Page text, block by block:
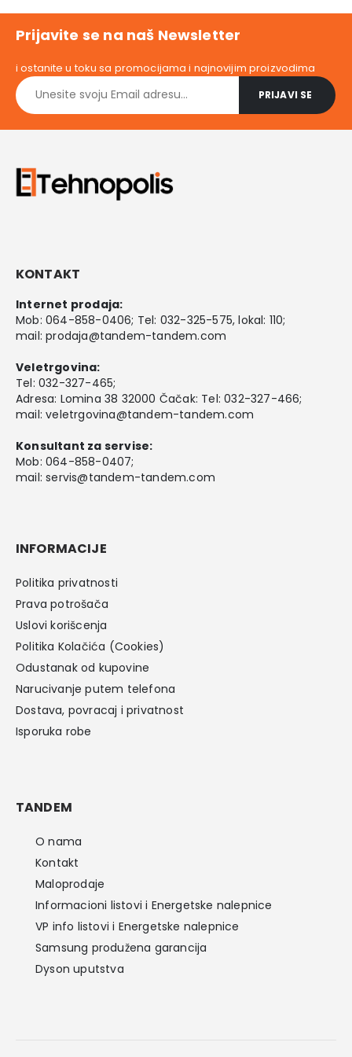
RSD. 162.099,00 RSD.
Prijavite se na naš Newsletter
i ostanite u toku sa promocijama i najnovijim proizvodima
KONTAKT
Internet prodaja:
Mob: 064-858-0406; Tel: 032-325-575, lokal: 110;
mail:prodaja@tandem-tandem.com
Veletrgovina:
Tel: 032-327-465;
Adresa: Lomina 38 32000 Čačak: Tel: 032-327-466;
mail:veletrgovina@tandem-tandem.com
Konsultant za servise:
Mob: 064-858-0407;
mail:servis@tandem-tandem.com
INFORMACIJE
Politika privatnosti
Prava potrošača
Uslovi korišcenja
Politika Kolačića (Cookies)
Odustanak od kupovine
Narucivanje putem telefona
Dostava, povracaj i privatnost
Isporuka robe
TANDEM
O nama
Kontakt
Maloprodaje
Informacioni listovi i Energetske nalepnice
VP info listovi i Energetske nalepnice
Samsung produžena garancija
Dyson uputstva